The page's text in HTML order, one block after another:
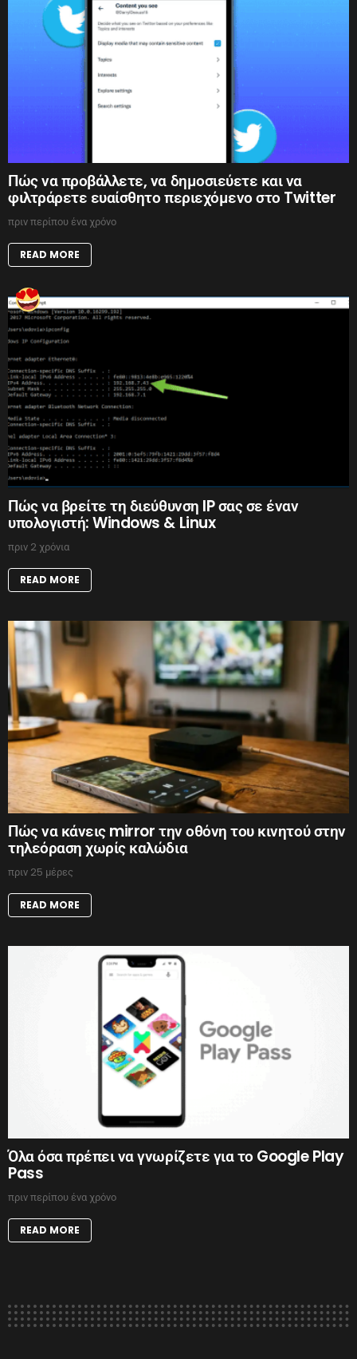
Πώς να προβάλλετε, να δημοσιεύετε και να
φιλτράρετε ευαίσθητο περιεχόμενο στο Twitter
πριν περίπου ένα χρόνο
READ MORE
Πώς να βρείτε τη διεύθυνση IP σας σε έναν
υπολογιστή: Windows & Linux
πριν 2 χρόνια
READ MORE
Πώς να κάνεις mirror την οθόνη του κινητού στην
τηλεόραση χωρίς καλώδια
πριν 25 μέρες
READ MORE
Όλα όσα πρέπει να γνωρίζετε για το Google Play
Pass
πριν περίπου ένα χρόνο
READ MORE